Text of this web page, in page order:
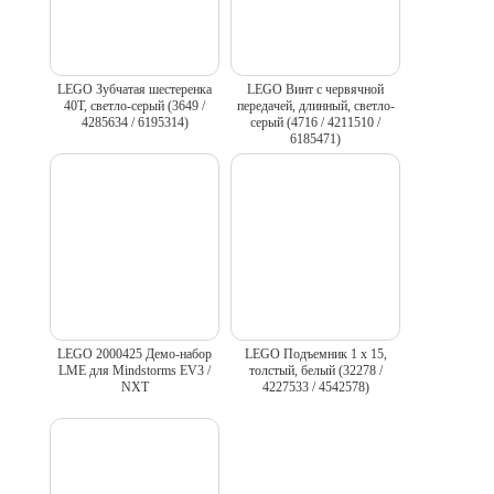
LEGO Зубчатая шестеренка
40T, светло-серый (3649 /
4285634 / 6195314)
LEGO Винт с червячной
передачей, длинный, светло-
серый (4716 / 4211510 /
6185471)
LEGO 2000425 Демо-набор
LME для Mindstorms EV3 /
NXT
LEGO Подъемник 1 x 15,
толстый, белый (32278 /
4227533 / 4542578)